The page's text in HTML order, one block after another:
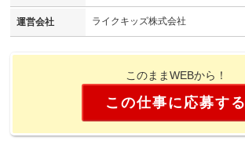
運営会社 ライクキッズ株式会社
このままWEBから！
この仕事に応募する